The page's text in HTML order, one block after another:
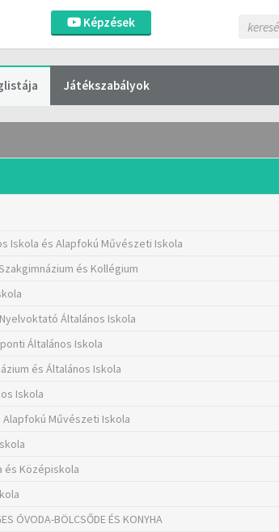
Képzések
Játékszabályok
Iskola és Alapfokú Művészeti Iskola
és Kollégium
Általános Iskola
Általános Iskola
és Általános Iskola
Iskola
Művészeti Iskola
és Középiskola
ÓVODA-BÖLCSŐDE ÉS KONYHA